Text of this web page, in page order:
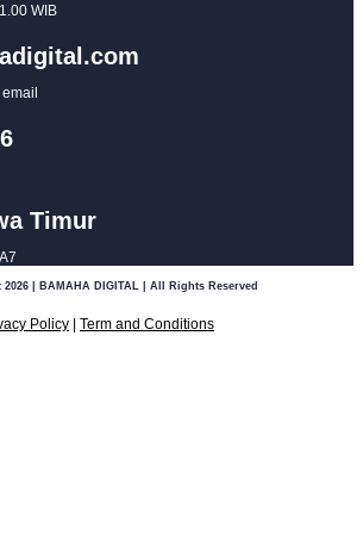
WIB
Timur
| BAMAHA DIGITAL | All Rights Reserved
Policy | Term and Conditions